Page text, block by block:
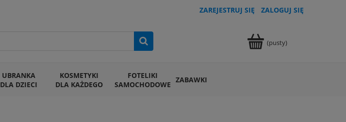
ZAREJESTRUJ SIĘ ZALOGUJ SIĘ
(pusty)
UBRANKA
DLA DZIECI
KOSMETYKI
DLA KAŻDEGO
FOTELIKI
SAMOCHODOWE ZABAWKI